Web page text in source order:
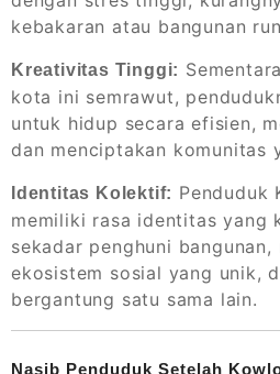
kebakaran atau bangunan
Kreativitas Tinggi:
kota ini semrawut,
untuk hidup secara efisien,
dan menciptakan komunitas
Identitas Kolektif: Penduduk
memiliki rasa identitas yang
sekadar penghuni
ekosistem sosial yang unik,
bergantung satu sama lain.
Nasib Penduduk Setelah